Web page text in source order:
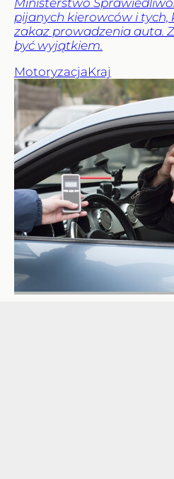
Ministerstwo
pijanych kierowców i tych,
zakaz prowadzenia auta.
być wyjątkiem.
MotoryzacjaKraj